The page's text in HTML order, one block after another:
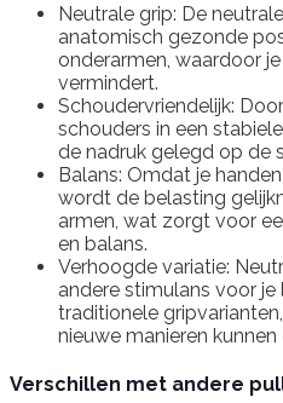
Neutrale grip: De
anatomisch gezonde
onderarmen, waardoor
vermindert.
Schoudervriendelijk:
schouders in een
de nadruk gelegd op de
Balans: Omdat je
wordt de belasting
armen, wat zorgt voor
en balans.
Verhoogde variatie:
andere stimulans voor
traditionele
nieuwe manieren
Verschillen met andere